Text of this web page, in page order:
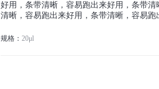
好用，条带清晰，容易跑出来好用，条带
清晰，容易跑出来好用，条带清晰，容易
规格： 20μl